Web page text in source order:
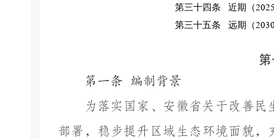
第三十四条
近期（
第三十五条 远期（
第一条
编制背景
为落实国家、安徽省关于改善
部署，稳步提升区域生态环境面貌